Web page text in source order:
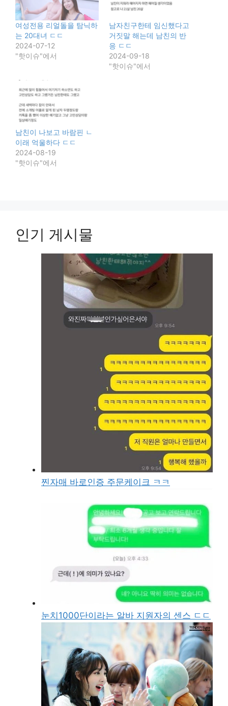
여성전용 리얼돌을 탐닉하
는 20대녀 ㄷㄷ
2024-07-12
"핫이슈"에서
남자친구한테 임신했다고
거짓말 해는데 남친의 반
응 ㄷㄷ
2024-09-18
"핫이슈"에서
남친이 나보고 바람핀 ㄴ
이래 억울하다 ㄷㄷ
2024-08-19
"핫이슈"에서
인기 게시물
찐자매 바로인증 주문케이크 ㅋㅋ
눈치1000단이라는 알바 지원자의 센스 ㄷㄷ